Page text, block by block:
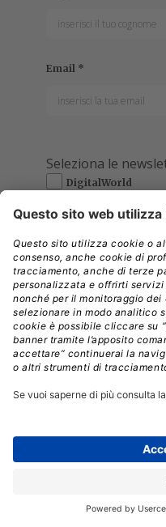
Email *
Seleziona le
DigitalWorld
DigitalManager
DigitalHealth
Leggi
accetta i termini